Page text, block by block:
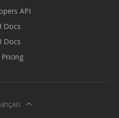
API
Docs
Docs